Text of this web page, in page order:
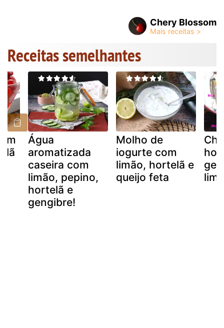
Chery Blossom
Receitas semelhantes
Água
aromatizada
caseira com
limão, pepino,
hortelã e
gengibre!
Molho de
iogurte com
limão, hortelã e
queijo feta